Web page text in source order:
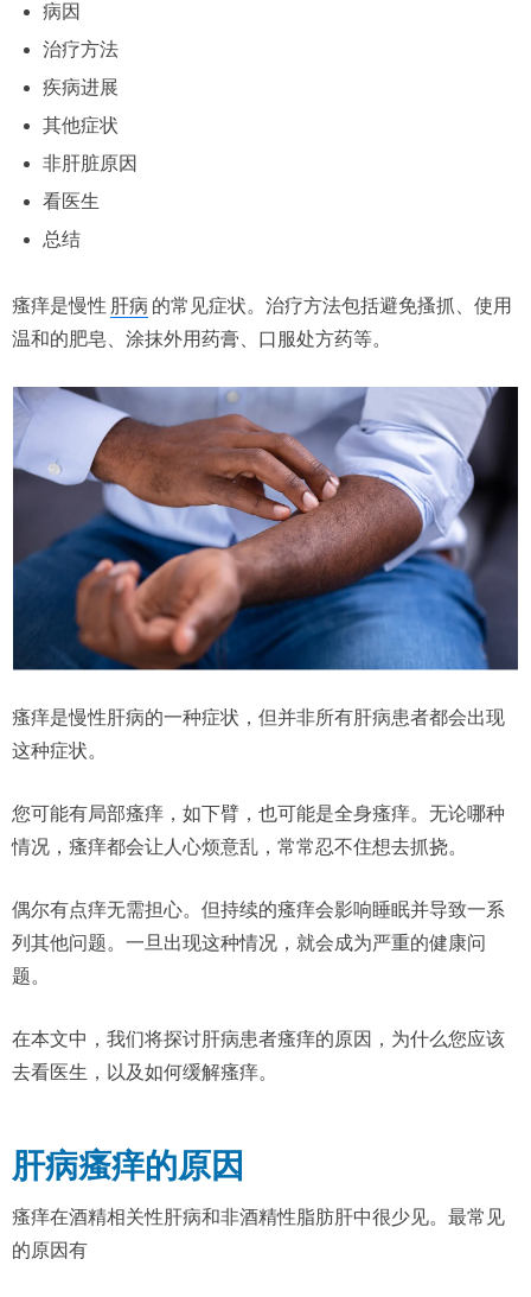
病因
治疗方法
疾病进展
其他症状
非肝脏原因
看医生
总结
瘙痒是慢性 肝病 的常见症状。治疗方法包括避免搔抓、使用
温和的肥皂、涂抹外用药膏、口服处方药等。
瘙痒是慢性肝病的一种症状，但并非所有肝病患者都会出现
这种症状。
您可能有局部瘙痒，如下臂，也可能是全身瘙痒。无论哪种
情况，瘙痒都会让人心烦意乱，常常忍不住想去抓挠。
偶尔有点痒无需担心。但持续的瘙痒会影响睡眠并导致一系
列其他问题。一旦出现这种情况，就会成为严重的健康问
题。
在本文中，我们将探讨肝病患者瘙痒的原因，为什么您应该
去看医生，以及如何缓解瘙痒。
肝病瘙痒的原因
瘙痒在酒精相关性肝病和非酒精性脂肪肝中很少见。最常见
的原因有